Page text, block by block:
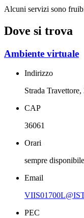
Alcuni servizi sono
Dove si trova
Ambiente virtuale
Indirizzo
Strada Travettore,
CAP
36061
Orari
sempre disponibile
Email
PEC